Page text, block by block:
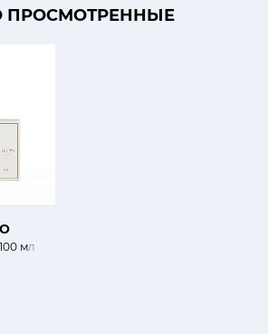
ПРОСМОТРЕННЫЕ
мл